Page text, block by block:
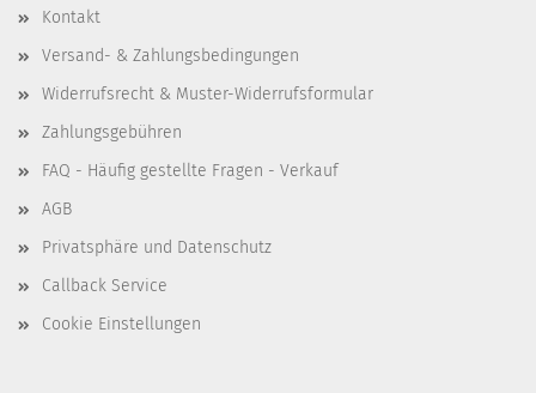
Kontakt
Versand- & Zahlungsbedingungen
Widerrufsrecht & Muster-Widerrufsformular
Zahlungsgebühren
FAQ - Häufig gestellte Fragen - Verkauf
AGB
Privatsphäre und Datenschutz
Callback Service
Cookie Einstellungen